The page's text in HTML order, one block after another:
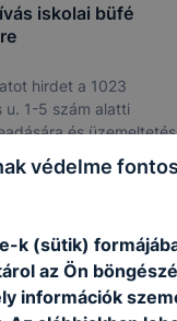
iskolai büfé
hirdet a 1023
u. 1-5 szám alatti
és
védelme fontos
k (sütik)
az Ön
információk